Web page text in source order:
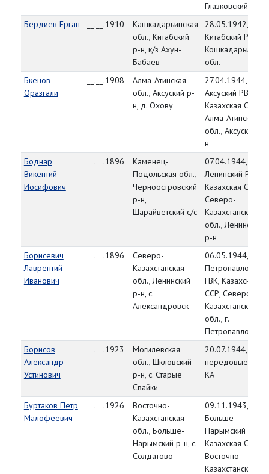
Глазковский р-н
Бердиев Ерган
__.__.1910
Кашкадарьинская
обл., Китабский
р-н, к/з Ахун-
Бабаев
28.05.1942,
Китабский РВК,
обл.
Бкенов
Оразгали
__.__.1908
Алма-Атинская
обл., Аксуский р-
н, д. Охову
27.04.1944,
Аксуский РВК,
Казахская ССР,
Алма-Атинская
обл., Аксуский р-
н
Боднар
Викентий
Иосифович
__.__.1896
Каменец-
Подольская обл.,
Черноостровский
р-н,
Шарайветский с/с
07.04.1944,
Ленинский РВК,
Казахская ССР,
Северо-
Казахстанская
обл., Ленинский
р-н
Борисевич
Лаврентий
Иванович
__.__.1896
Северо-
Казахстанская
обл., Ленинский
р-н, с.
Александровск
06.05.1944,
Петропавловский
ГВК, Казахская
ССР, Северо-
Казахстанская
обл., г.
Петропавловск
Борисов
Александр
Устинович
__.__.1923
Могилевская
обл., Шкловский
р-н, с. Старые
Свайки
20.07.1944,
передовые части
КА
Буртаков Петр
Малофеевич
__.__.1926
Восточно-
Казахстанская
обл., Больше-
Нарымский р-н, с.
Солдатово
09.11.1943,
Больше-
Нарымский РВК,
Казахская ССР,
Восточно-
Казахстанская